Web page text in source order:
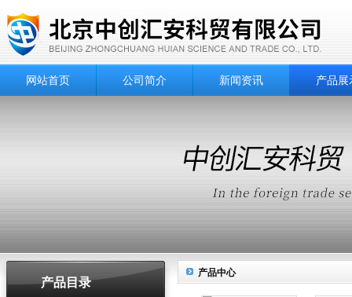
网站首页 公司简介 新闻资讯 产品展
产品目录
产品中心